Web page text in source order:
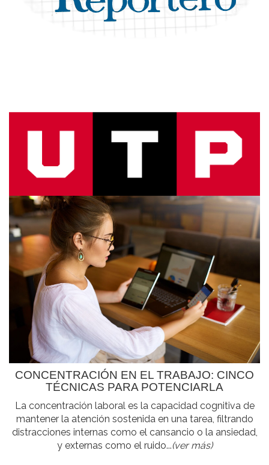
CONCENTRACIÓN EN EL TRABAJO: CINCO
TÉCNICAS PARA POTENCIARLA
La concentración laboral es la capacidad cognitiva de
mantener la atención sostenida en una tarea, filtrando
distracciones internas como el cansancio o la ansiedad,
y externas como el ruido...(ver más)